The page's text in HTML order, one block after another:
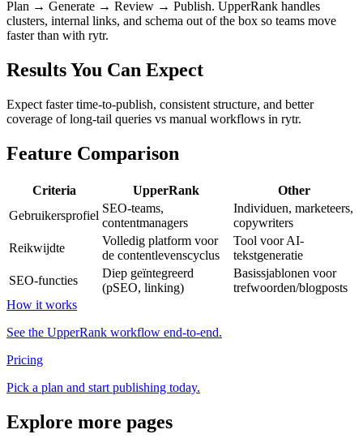
Plan → Generate → Review → Publish. UpperRank handles
clusters, internal links, and schema out of the box so teams move
faster than with rytr.
Results You Can Expect
Expect faster time-to-publish, consistent structure, and better
coverage of long-tail queries vs manual workflows in rytr.
Feature Comparison
Criteria UpperRank
Other
Gebruikersprofiel
SEO-teams,
contentmanagers
Individuen, marketeers,
copywriters
Reikwijdte
Volledig platform voor
de contentlevenscyclus
Tool voor AI-
tekstgeneratie
SEO-functies
Diep geïntegreerd
(pSEO, linking)
Basissjablonen voor
trefwoorden/blogposts
How it works
See the UpperRank workflow end-to-end.
Pricing
Pick a plan and start publishing today.
Explore more pages